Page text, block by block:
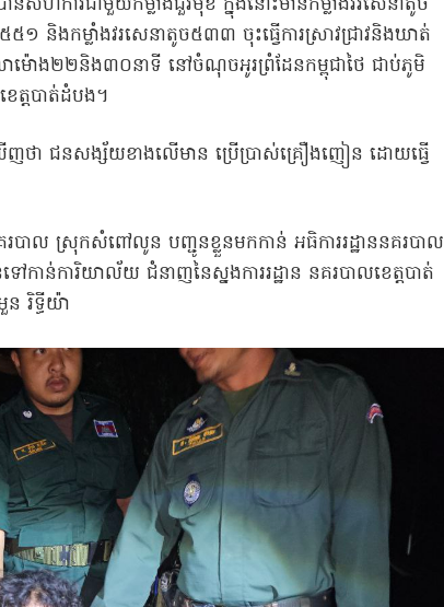
១ និងកម្លាំងវរសេនាតូច៥៣៣ ចុះធ្វើការស្រាវជ្រាវនិងឃាត់
ម៉ោង២២និង៣០នាទី នៅចំណុចអូរព្រំដែនកម្ពុជាថៃ ជាប់ភូមិ
តបាត់ដំបង។
ថា ជនសង្ស័យខាងលើមាន ប្រើប្រាស់គ្រឿងញៀន ដោយធ្វើ
របាល ស្រុកសំពៅលូន បញ្ជូនខ្លួនមកកាន់ អធិការរដ្ឋាននគរបាល
ន់ការិយាល័យ ជំនាញនៃស្នងការរដ្ឋាន នគរបាលខេត្តបាត់
រិទ្ធីយ៉ា